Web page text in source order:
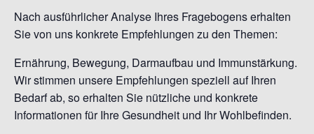
Nach ausführlicher Analyse Ihres Fragebogens erhalten
Sie von uns konkrete Empfehlungen zu den Themen:
Ernährung, Bewegung, Darmaufbau und Immunstärkung.
Wir stimmen unsere Empfehlungen speziell auf Ihren
Bedarf ab, so erhalten Sie nützliche und konkrete
Informationen für Ihre Gesundheit und IhrWohlbefinden.